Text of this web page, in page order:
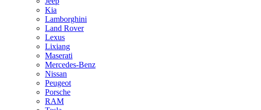
Kia
Lamborghini
Land Rover
Lexus
Lixiang
Maserati
Mercedes-Benz
Nissan
Peugeot
Porsсhe
RAM